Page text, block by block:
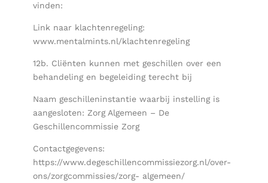
vinden:
Link naar klachtenregeling:
www.mentalmints.nl/klachtenregeling
12b. Cliënten kunnen met geschillen over een
behandeling en begeleiding terecht bij
Naam geschilleninstantie waarbij instelling is
aangesloten: Zorg Algemeen – De
Geschillencommissie Zorg
Contactgegevens:
https://www.degeschillencommissiezorg.nl/over-
ons/zorgcommissies/zorg- algemeen/